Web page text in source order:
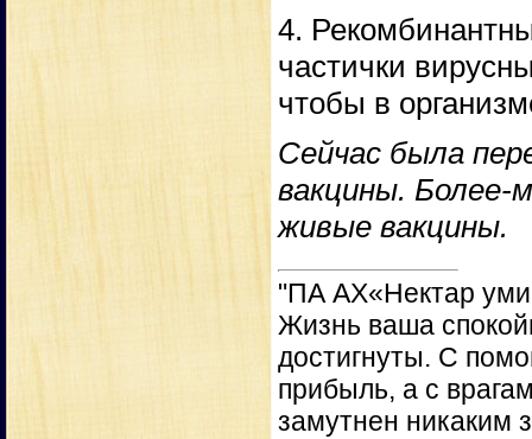
4.
частички
чтобы в
Сейчас была
вакцины. Более-
живые вакцины.
"ПА АХ«Нектар
Жизнь ваша
достигнуты. С
прибыль, а с
замутнен никаким